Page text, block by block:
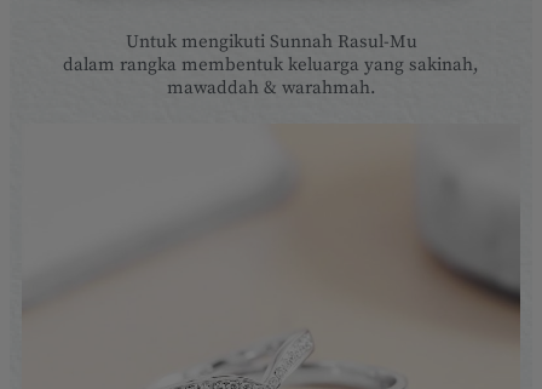
Untuk mengikuti Sunnah Rasul-Mu
dalam rangka membentuk keluarga yang sakinah,
mawaddah & warahmah.